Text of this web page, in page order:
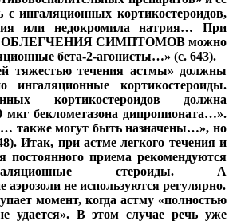
ингаляционных кортикостероидов,
или недокромила натрия… При
ОБЛЕГЧЕНИЯ СИМПТОМОВ можно
бета-2-агонисты…» (с. 643).
тяжестью течения астмы» должны
ингаляционные кортикостероиды.
кортикостероидов должна
мкг беклометазона дипропионата…».
также могут быть назначены…», но
Итак, при астме легкого течения и
постоянного приема рекомендуются
стероиды. А
не используются регулярно.
момент, когда астму «полностью
удается». В этом случае речь уже